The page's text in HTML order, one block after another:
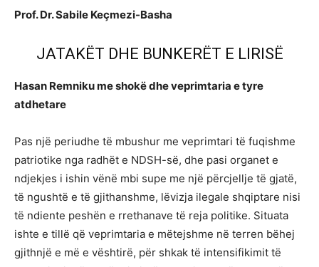
Prof. Dr. Sabile Keçmezi-Basha
JATAKËT DHE BUNKERËT E LIRISË
Hasan Remniku me shokë dhe veprimtaria e tyre
atdhetare
Pas një periudhe të mbushur me veprimtari të fuqishme
patriotike nga radhët e NDSH-së, dhe pasi organet e
ndjekjes i ishin vënë mbi supe me një përcjellje të gjatë,
të ngushtë e të gjithanshme, lëvizja ilegale shqiptare nisi
të ndiente peshën e rrethanave të reja politike. Situata
ishte e tillë që veprimtaria e mëtejshme në terren bëhej
gjithnjë e më e vështirë, për shkak të intensifikimit të